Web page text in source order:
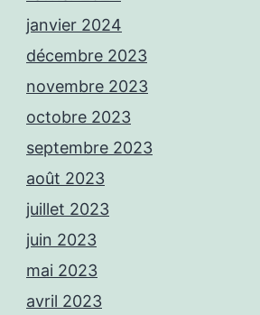
janvier 2024
décembre 2023
novembre 2023
octobre 2023
septembre 2023
août 2023
juillet 2023
juin 2023
mai 2023
avril 2023